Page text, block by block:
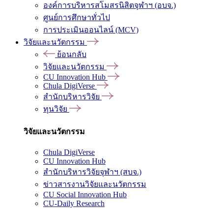
องค์การบริหารสโมสรนิสิตจุฬาฯ (อบจ.)
ศูนย์การศึกษาทั่วไป
การประเมินออนไลน์ (MCV)
วิจัยและนวัตกรรม
ย้อนกลับ
วิจัยและนวัตกรรม
CU Innovation Hub
Chula DigiVerse
สำนักบริหารวิจัย
ทุนวิจัย
วิจัยและนวัตกรรม
Chula DigiVerse
CU Innovation Hub
สำนักบริหารวิจัยจุฬาฯ (สบจ.)
ข่าวสารงานวิจัยและนวัตกรรม
CU Social Innovation Hub
CU-Daily Research